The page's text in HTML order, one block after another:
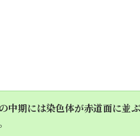
中期には染色体が赤道面に並